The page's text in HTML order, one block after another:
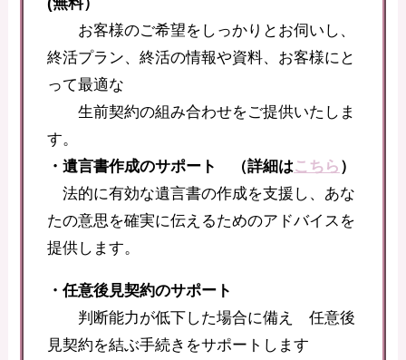
お客様のご希望をしっかりとお伺いし、
終活プラン、終活の情報や資料、 お客様にと
って最適な
生前契約の組み合わせをご提供いたしま
す。
・遺言書作成のサポート （詳細はこちら ）
法的に有効な遺言書の作成を支援し、あな
たの意思を確実に伝えるためのアドバイスを
提供します。
・任意後見契約のサポート
判断能力が低下した場合に備え 任意後
見契約を結ぶ手続きをサポートします